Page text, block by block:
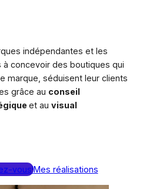
indépendantes et les
concevoir des boutiques qui
marque, séduisent leur clients
grâce au conseil
et au visual
vous!Mes réalisations